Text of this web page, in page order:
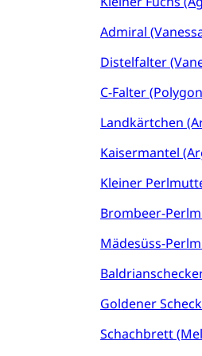
Admiral
Distelfalter
C-Falter
Landkärtchen
Kaisermantel
Kleiner
Brombeer-
Mädesüss-
Goldener
Schachbrett
Sicherheit
Armee
Militär
Kantonaler
Polizei
Polizei
Versorgung
Vorratshaltung,
Waffen